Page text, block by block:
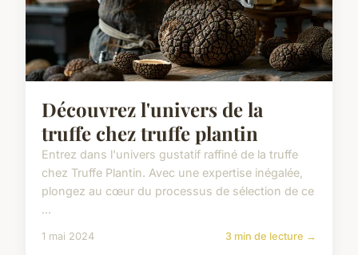
Découvrez l'univers de la
truffe chez truffe plantin
Entrez dans l'univers gustatif raffiné de la truffe
chez Truffe Plantin. Avec une expertise inégalée,
plongez au cœur du processus de sélection de ce
...
1 mai 2024 3 min de lecture →